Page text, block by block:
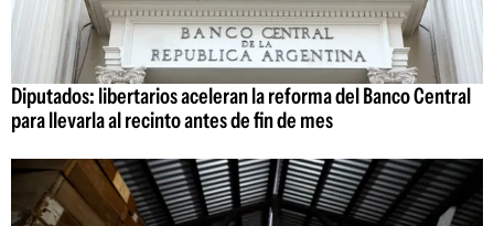
Diputados: libertarios aceleran la reforma del Banco Central
para llevarla al recinto antes de fin de mes